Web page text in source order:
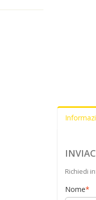
Richiedi
Nome*